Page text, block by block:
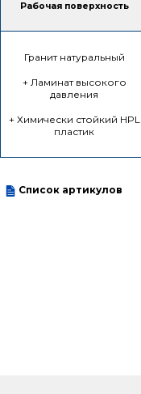
Рабочая поверхность
Гранит натуральный
+ Ламинат высокого
давления
+ Химически стойкий HPL
пластик
Список артикулов